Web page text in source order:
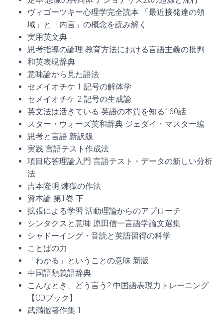
ヴィゴーツキー心理学完全読本 「最近接発達の領
域」と「内言」の概念を読み解く
実用英文典
思考指導の論理 教育方法における言語主義の批判
和英表現辞典
意味論から見た語法
セメイオチケ 1 記号の解体学
セメイオチケ 2 記号の生成論
英文法は活きている 英語の本質を知る160話
スター・ウォーズ英和辞典 ジェダイ・マスター編
思考と言語 新訳版
実践 言語テスト作成法
項目応答理論入門 言語テスト・データの新しい分析
法
吉本隆明 煉獄の作法
資本論 第1巻 下
拡張による学習 活動理論からのアプローチ
シンタクスと意味 原田信一言語学論文選集
シャドーイング・音読と英語習得の科学
ことばの力
「わかる」ということの意味 新版
中国語類義語辞典
こんなとき、どう言う? 中国語表現力トレーニング
【CDブック】
武満徹著作集 1